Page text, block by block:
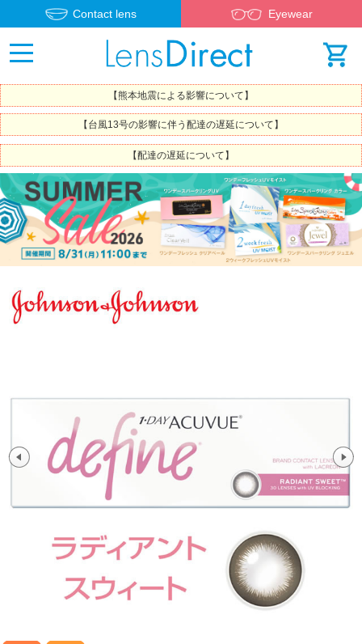
Contact lens Eyewear
【熊本地震による影響について】
【台風13号の影響に伴う配達の遅延について】
【配達の遅延について】